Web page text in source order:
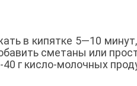
в кипятке 5—10
сметаны или
г кисло-молочных